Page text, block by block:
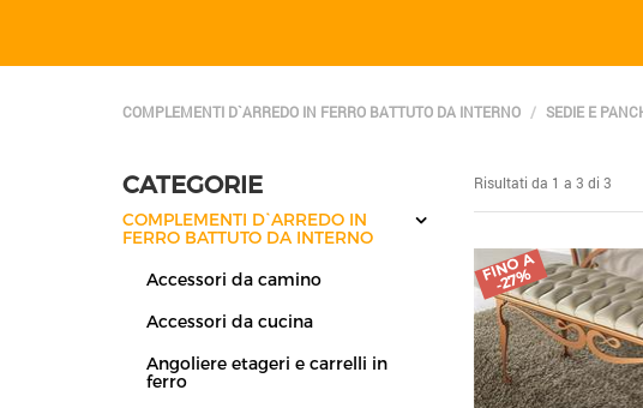
COMPLEMENTI D`ARREDO IN FERRO BATTUTO DA INTERNO SEDIE E
Risultati da 1 a 3 di 3
FI
N
O
A
-
2
7
%
CATEGORIE
COMPLEMENTI D`ARREDO IN
FERRO BATTUTO DA INTERNO
Accessori da camino
Accessori da cucina
Angoliere etageri e carrelli in
ferro